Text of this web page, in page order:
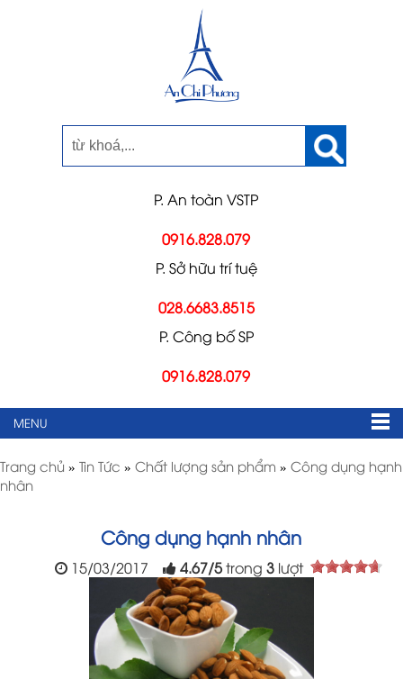
P. An toàn VSTP
0916.828.079
P. Sở hữu trí tuệ
028.6683.8515
P. Công bố SP
0916.828.079
MENU
Trang chủ » Tin Tức » Chất lượng sản phẩm » Công dụng hạnh
nhân
Công dụng hạnh nhân
15/03/2017 4.67/5trong3 lượt